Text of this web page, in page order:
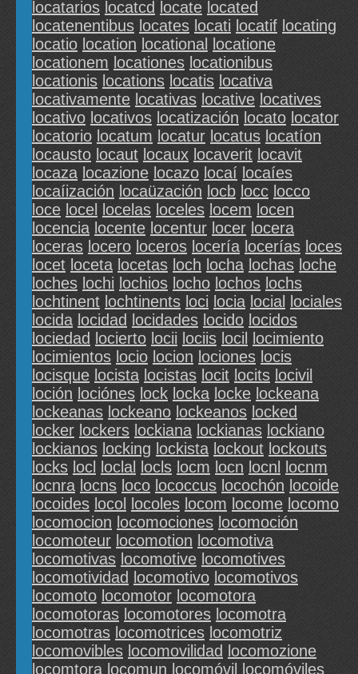
locatarios locatcd locate located
locatenentibus locates locati locatif locating
locatio location locational
locatione
locationem locationes locationibus
locationis locations locatis locativa
locativamente locativas locative locatives
locativo locativos locatización locato locator
locatorio locatum locatur locatus locatíon
locausto locaut locaux locaverit locavit
locaza locazione locazo locaí locaíes
locaíización locaüzación locb locc locco
loce locel locelas loceles locem locen
locencia locente locentur locer locera
loceras locero loceros locería locerías loces
locet loceta locetas loch locha lochas loche
loches lochi lochios locho lochos lochs
lochtinent lochtinents loci locia locial
lociales
locida locidad locidades locido locidos
lociedad locierto locii lociis locil
locimiento
locimientos locio locion lociones locis
locisque locista locistas locit locits locivil
loción lociónes lock locka locke lockeana
lockeanas lockeano lockeanos locked
locker lockers lockiana lockianas lockiano
lockianos locking lockista lockout lockouts
locks locl loclal locls locm locn locnl
locnm
locnra locns loco lococcus locochón locoide
locoides locol locoles locom locome locomo
locomocion locomociones locomoción
locomoteur locomotion locomotiva
locomotivas locomotive locomotives
locomotividad locomotivo locomotivos
locomoto locomotor locomotora
locomotoras locomotores locomotra
locomotras locomotrices locomotriz
locomovibles locomovilidad locomozione
locomtora locomun locomóvil
locomóviles